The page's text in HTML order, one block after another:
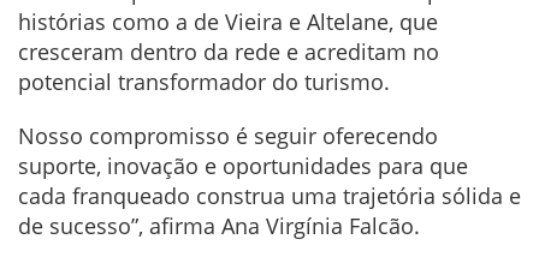
histórias como a de Vieira e Altelane, que
cresceram dentro da rede e acreditam no
potencial transformador do turismo.
Nosso compromisso é seguir oferecendo
suporte, inovação e oportunidades para que
cada franqueado construa uma trajetória sólida e
de sucesso”, afirma Ana Virgínia Falcão.